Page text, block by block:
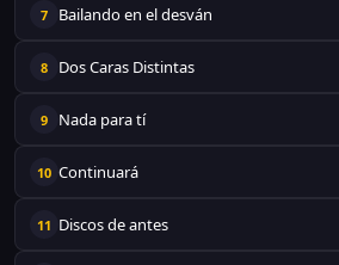
7 Bailando en el desván
8 Dos Caras Distintas
9 Nada para tí
10 Continuará
11 Discos de antes